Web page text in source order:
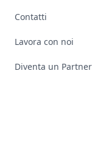
Contatti
Lavora con noi
Diventa un Partner